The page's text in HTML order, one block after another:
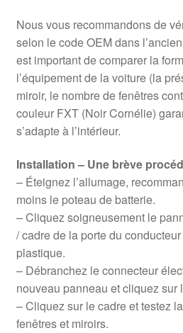
Nous vous recommandons de
selon le code OEM dans
est important de comparer la
l’équipement de la voiture (la
miroir, le nombre de fenêtres
couleur FXT (Noir Cornélie)
s’adapte à l’intérieur.
Installation – Une brève
– Éteignez l’allumage,
moins le poteau de batterie.
– Cliquez soigneusement le
/ cadre de la porte du
plastique.
– Débranchez le connecteur
nouveau panneau et cliquez sur
– Cliquez sur le cadre et testez
fenêtres et miroirs.